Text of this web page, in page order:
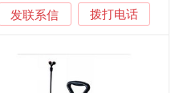
发联系信 拨打电话